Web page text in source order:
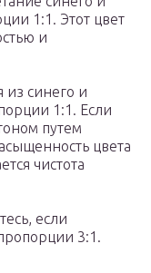
1:1. Этот цвет
и
из синего и
1:1. Если
путем
цвета
чистота
если
3:1.